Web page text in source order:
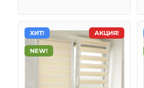
АКЦИЯ!
ХИТ!
NEW!